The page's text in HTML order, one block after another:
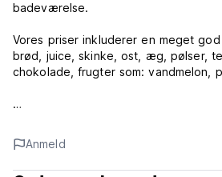
badeværelse.
Vores priser inkluderer en meget
brød, juice, skinke, ost, æg, pølser,
chokolade, frugter som: vandmelon,
Rent, sikkert, dejligt og roligt kvarter.
Beliggende i centrum og tæt på alle
blok fra busstoppestedet til Iguassu
Anmeld